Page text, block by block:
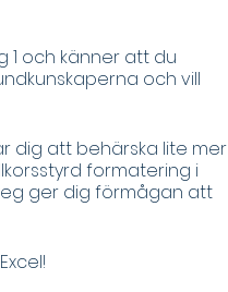
1 och känner att du
och vill
dig att behärska lite mer
formatering i
ger dig förmågan att